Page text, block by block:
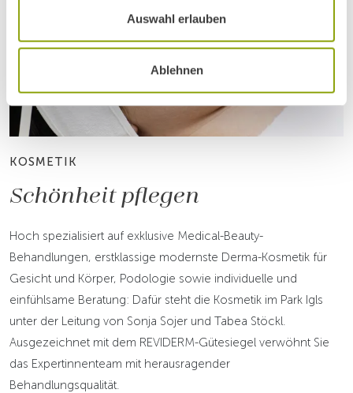
Auswahl erlauben
Ablehnen
KOSMETIK
Schönheit pflegen
Hoch spezialisiert auf exklusive Medical-Beauty-
Behandlungen, erstklassige modernste Derma-Kosmetik für
Gesicht und Körper, Podologie sowie individuelle und
einfühlsame Beratung: Dafür steht die Kosmetik im Park Igls
unter der Leitung von Sonja Sojer und Tabea Stöckl.
Ausgezeichnet mit dem REVIDERM-Gütesiegel verwöhnt Sie
das Expertinnenteam mit herausragender
Behandlungsqualität.